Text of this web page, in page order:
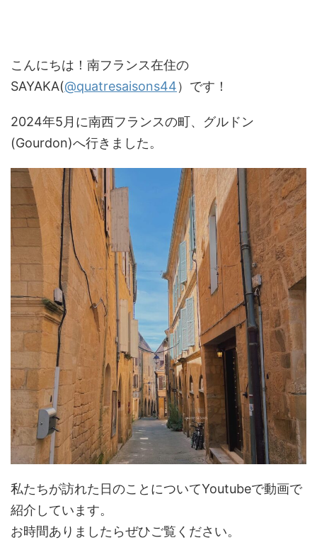
こんにちは！南フランス在住の
SAYAKA(@quatresaisons44）です！
2024年5月に南西フランスの町、グルドン
(Gourdon)へ行きました。
私たちが訪れた日のことについてYoutubeで動画で
紹介しています。
お時間ありましたらぜひご覧ください。